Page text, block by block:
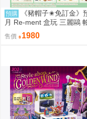
預購
《豬帽子✬免訂金》
月 Re-ment 盒玩 三麗鷗
烘焙食譜 中盒8入 0816
售價 1980